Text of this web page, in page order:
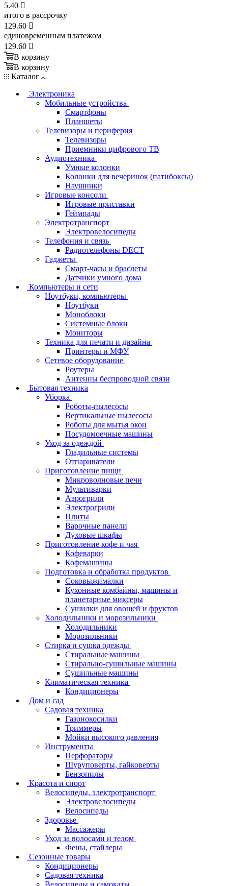
5.40 
итого в рассрочку
129.60 
единовременным платежом
129.60 
В корзину
В корзину
Каталог
Электроника
Мобильные устройства
Смартфоны
Планшеты
Телевизоры и периферия
Телевизоры
Приемники цифрового ТВ
Аудиотехника
Умные колонки
Колонки для вечеринок (патибоксы)
Наушники
Игровые консоли
Игровые приставки
Геймпады
Электротранспорт
Электровелосипеды
Телефония и связь
Радиотелефоны DECT
Гаджеты
Смарт-часы и браслеты
Датчики умного дома
Компьютеры и сети
Ноутбуки, компьютеры
Ноутбуки
Моноблоки
Системные блоки
Мониторы
Техника для печати и дизайна
Принтеры и МФУ
Сетевое оборудование
Роутеры
Антенны беспроводной связи
Бытовая техника
Уборка
Роботы-пылесосы
Вертикальные пылесосы
Роботы для мытья окон
Посудомоечные машины
Уход за одеждой
Гладильные системы
Отпариватели
Приготовление пищи
Микроволновые печи
Мультиварки
Аэрогрили
Электрогрили
Плиты
Варочные панели
Духовые шкафы
Приготовление кофе и чая
Кофеварки
Кофемашины
Подготовка и обработка продуктов
Соковыжималки
Кухонные комбайны, машины и
планетарные миксеры
Сушилки для овощей и фруктов
Холодильники и морозильники
Холодильники
Морозильники
Стирка и сушка одежды
Стиральные машины
Стирально-сушильные машины
Сушильные машины
Климатическая техника
Кондиционеры
Дом и сад
Садовая техника
Газонокосилки
Триммеры
Мойки высокого давления
Инструменты
Перфораторы
Шуруповерты, гайковерты
Бензопилы
Красота и спорт
Велосипеды, электротранспорт
Электровелосипеды
Велосипеды
Здоровье
Массажеры
Уход за волосами и телом
Фены, стайлеры
Сезонные товары
Кондиционеры
Садовая техника
Велосипеды и самокаты